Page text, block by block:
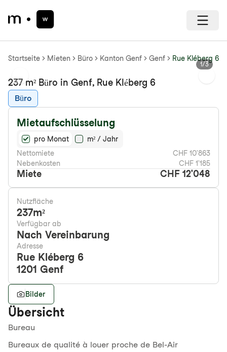
Startseite Mieten Büro Kanton Genf Genf Rue Kléberg 6
Previous slide
1/3
237 m² Büro in Genf, Rue Kléberg 6
Büro
Mietaufschlüsselung
pro Monat
m² / Jahr
Nettomiete
CHF 10'863
Nebenkosten
CHF 1'185
Miete CHF 12'048
Nutzfläche
237m²
Verfügbar ab
Nach Vereinbarung
Adresse
Rue Kléberg 6
1201 Genf
Bilder
Übersicht
Bureau
Bureaux de qualité à louer proche de Bel-Air